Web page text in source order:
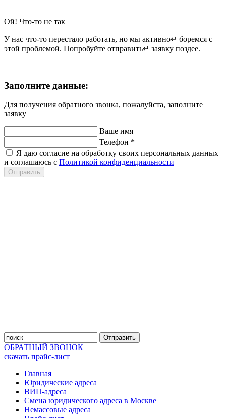
Ой! Что-то не так
У нас что-то перестало работать, но мы активно↵ боремся с
этой проблемой. Попробуйте отправить↵ заявку поздее.
Заполните данные:
Для получения обратного звонка, пожалуйста, заполните
заявку
Ваше имя
Телефон *
Я даю согласие на обработку своих персональных данных
и соглашаюсь с Политикой конфиденциальности
Отправить
Отправить
ОБРАТНЫЙ ЗВОНОК
скачать прайс-лист
Главная
Юридические адреса
ВИП-адреса
Смена юридического адреса в Москве
Немассовые адреса